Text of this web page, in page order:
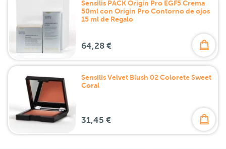
Sensilis PACK Origin Pro EGF5 Crema
50ml con Origin Pro Contorno de ojos
15 ml de Regalo
64,28 €
Sensilis Velvet Blush 02 Colorete Sweet
Coral
31,45 €